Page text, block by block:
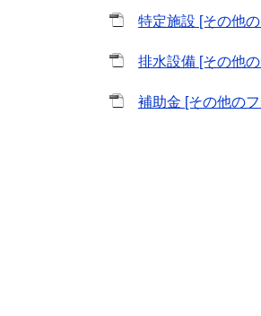
特定施設 [その他
排水設備 [その他
補助金 [その他の